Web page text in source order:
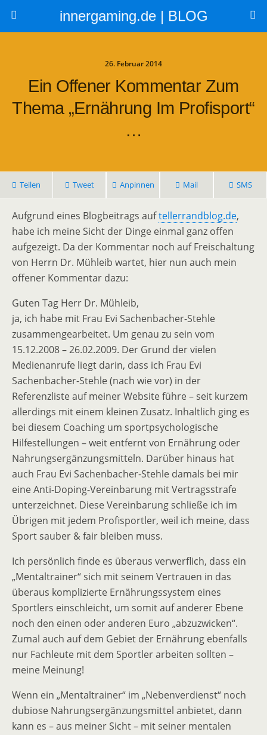
innergaming.de | BLOG
26. Februar 2014
Ein Offener Kommentar Zum
Thema „Ernährung Im Profisport“
…
Teilen Tweet Anpinnen Mail SMS
Aufgrund eines Blogbeitrags auftellerrandblog.de,
habe ich meine Sicht der Dinge einmal ganz offen
aufgezeigt. Da der Kommentar noch auf Freischaltung
von Herrn Dr. Mühleib wartet, hier nun auch mein
offener Kommentar dazu:
Guten Tag Herr Dr. Mühleib,
ja, ich habe mit Frau Evi Sachenbacher-Stehle
zusammengearbeitet. Um genau zu sein vom
15.12.2008 – 26.02.2009. Der Grund der vielen
Medienanrufe liegt darin, dass ich Frau Evi
Sachenbacher-Stehle (nach wie vor) in der
Referenzliste auf meiner Website führe – seit kurzem
allerdings mit einem kleinen Zusatz. Inhaltlich ging es
bei diesem Coaching um sportpsychologische
Hilfestellungen – weit entfernt von Ernährung oder
Nahrungsergänzungsmitteln. Darüber hinaus hat
auch Frau Evi Sachenbacher-Stehle damals bei mir
eine Anti-Doping-Vereinbarung mit Vertragsstrafe
unterzeichnet. Diese Vereinbarung schließe ich im
Übrigen mit jedem Profisportler, weil ich meine, dass
Sport sauber & fair bleiben muss.
Ich persönlich finde es überaus verwerflich, dass ein
„Mentaltrainer“ sich mit seinem Vertrauen in das
überaus komplizierte Ernährungssystem eines
Sportlers einschleicht, um somit auf anderer Ebene
noch den einen oder anderen Euro „abzuzwicken“.
Zumal auch auf dem Gebiet der Ernährung ebenfalls
nur Fachleute mit dem Sportler arbeiten sollten –
meine Meinung!
Wenn ein „Mentaltrainer“ im „Nebenverdienst“ noch
dubiose Nahrungsergänzungsmittel anbietet, dann
kann es – aus meiner Sicht – mit seiner mentalen